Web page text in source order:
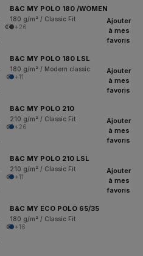
B&C MY POLO 180 /WOMEN
180 g/m² / Classic Fit
+26
Ajouter
à mes
favoris
B&C MY POLO 180 LSL
180 g/m² / Modern classic
+11
Ajouter
à mes
favoris
B&C MY POLO 210
210 g/m² / Classic Fit
+26
Ajouter
à mes
favoris
B&C MY POLO 210 LSL
210 g/m² / Classic Fit
+11
Ajouter
à mes
favoris
B&C MY ECO POLO 65/35
180 g/m² / Classic Fit
+16